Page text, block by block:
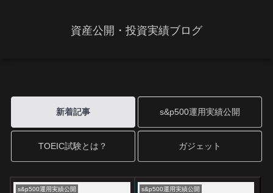
資産公開・投資実績ブログ
新着記事 s&p500運用実績公開
TOEIC試験とは？ ガジェット
s&p500運用実績公開 s&p500運用実績公開